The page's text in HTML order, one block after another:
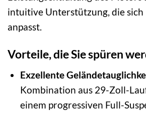
intuitive Unterstützung, die
anpasst.
Vorteile, die Sie spüren
Exzellente
Kombination aus 29-Zoll-
einem progressiven Full-